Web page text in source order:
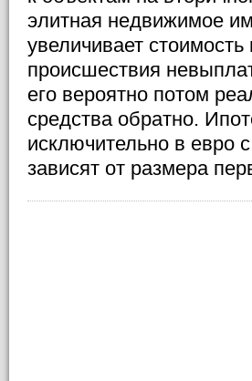
элитная недвижимое
увеличивает
происшествия
его вероятно потом
средства обратно.
исключительно в евро
зависят от размера